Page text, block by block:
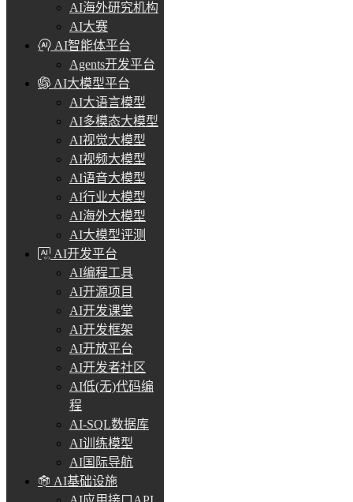
AI海外研究机构
AI大赛
AI智能体平台
Agents开发平台
AI大模型平台
AI大语言模型
AI多模态大模型
AI视觉大模型
AI视频大模型
AI语音大模型
AI行业大模型
AI海外大模型
AI大模型评测
AI开发平台
AI编程工具
AI开源项目
AI开发课堂
AI开发框架
AI开放平台
AI开发者社区
AI低(无)代码编
程
AI-SQL数据库
AI训练模型
AI国际导航
AI基础设施